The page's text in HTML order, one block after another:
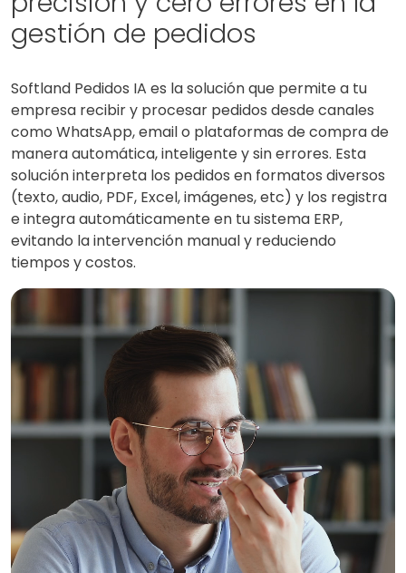
gestión de pedidos
Softland Pedidos IA es la solución que permite a tu
empresa recibir y procesar pedidos desde canales
como WhatsApp, email o plataformas de compra de
manera automática, inteligente y sin errores. Esta
solución interpreta los pedidos en formatos diversos
(texto, audio, PDF, Excel, imágenes, etc) y los registra
e integra automáticamente en tu sistema ERP,
evitando la intervención manual y reduciendo
tiempos y costos.